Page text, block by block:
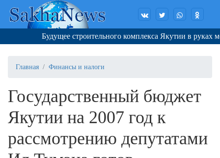
Будущее строительного комплекса Якутии в руках
Главная Финансы и налоги
Государственный бюджет
Якутии на 2007 год к
рассмотрению депутатами